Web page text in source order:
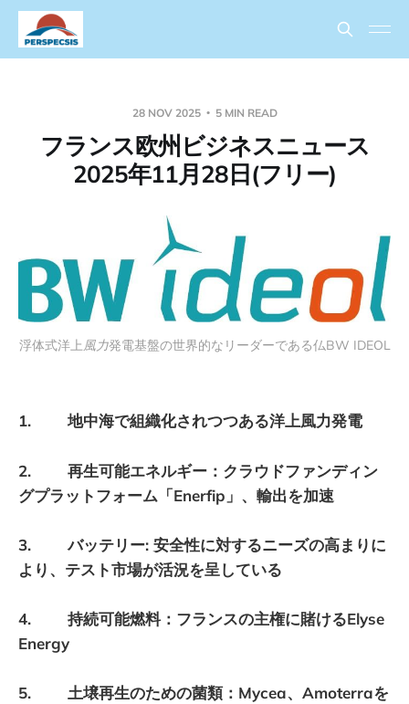
28 NOV 2025 5 MIN READ
フランス欧州ビジネスニュース
2025年11月28日(フリー)
浮体式洋上風力発電基盤の世界的なリーダーである仏BW IDEOL
1. 地中海で組織化されつつある洋上風力発電
2. 再生可能エネルギー：クラウドファンディン
グプラットフォーム「Enerfip」、輸出を加速
3. バッテリー: 安全性に対するニーズの高まりに
より、テスト市場が活況を呈している
4. 持続可能燃料：フランスの主権に賭けるElyse
Energy
5. 土壌再生のための菌類：Mycea、Amoterraを